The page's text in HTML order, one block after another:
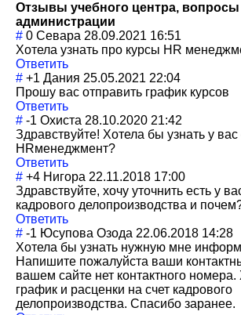
Отзывы учебного центра,
администрации
# 0 Севара 28.09.2021 16:51
Хотела узнать про курсы HR
Ответить
# +1 Дания 25.05.2021 22:04
Прошу вас отправить график курсов
Ответить
# -1 Охиста 28.10.2020 21:42
Здравствуйте! Хотела бы узнать у
HRменеджмент?
Ответить
# +4 Нигора 22.11.2018 17:00
Здравствуйте, хочу уточнить есть у
кадрового делопроизводства и
Ответить
# -1 Юсупова Озода 22.06.2018 14:28
Хотела бы узнать нужную мне
Напишите пожалуйста ваши
вашем сайте нет контактного номера.
график и расценки на счет кадрового
делопроизводства. Спасибо заранее.